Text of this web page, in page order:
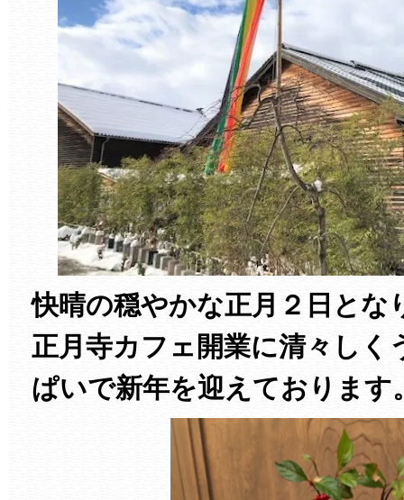
快晴の穏やかな正月２日とな
正月寺カフェ開業に清々しく
ぱいで新年を迎えております